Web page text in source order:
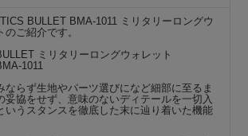
BULLET BMA-1011 ミリタリーロングウ
のご紹介です。
ミリタリーロングウォレット
1011
ならず生地やパーツ選びになど細部に至るま
妥協をせず、意味のないディテールを一切入
いうスタンスを徹底した末に辿り着いた機能